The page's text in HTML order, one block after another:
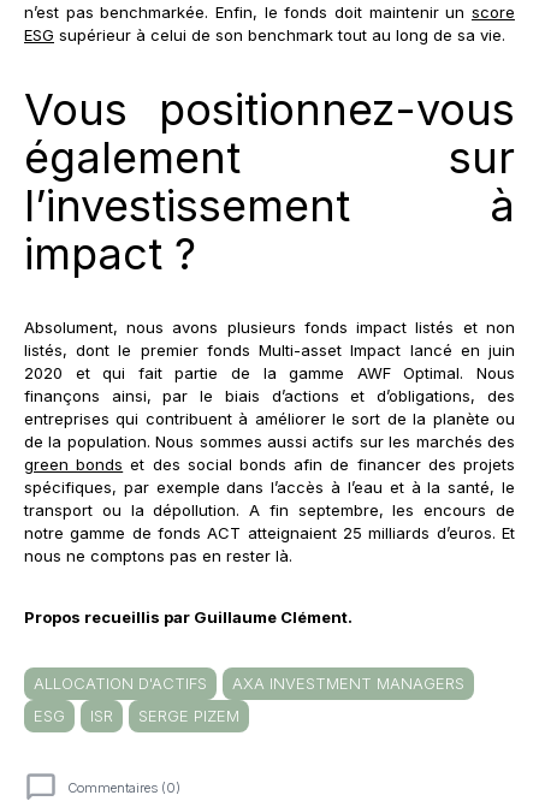
n’est pas benchmarkée. Enfin, le fonds doit maintenir un score
ESG supérieur à celui de son benchmark tout au long de sa vie.
Vous positionnez-vous
également sur
l’investissement à
impact ?
Absolument, nous avons plusieurs fonds impact listés et non
listés, dont le premier fonds Multi-asset Impact lancé en juin
2020 et qui fait partie de la gamme AWF Optimal. Nous
finançons ainsi, par le biais d’actions et d’obligations, des
entreprises qui contribuent à améliorer le sort de la planète ou
de la population. Nous sommes aussi actifs sur les marchés des
green bonds et des social bonds afin de financer des projets
spécifiques, par exemple dans l’accès à l’eau et à la santé, le
transport ou la dépollution. A fin septembre, les encours de
notre gamme de fonds ACT atteignaient 25 milliards d’euros. Et
nous ne comptons pas en rester là.
Propos recueillis par Guillaume Clément.
ALLOCATION D'ACTIFS
AXA INVESTMENT MANAGERS
ESG
ISR SERGE PIZEM
Commentaires (0)